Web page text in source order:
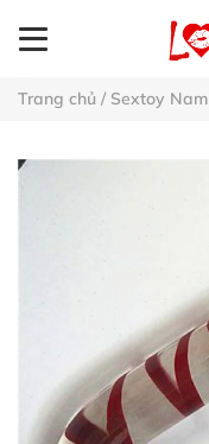
Trang chủ / Sextoy Nam